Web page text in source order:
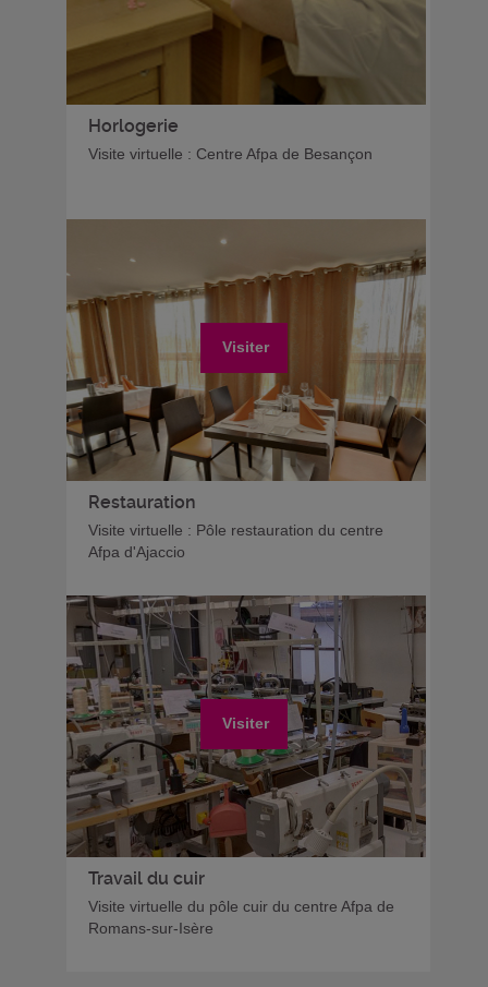
Horlogerie
Visite virtuelle : Centre Afpa de Besançon
Visiter
Restauration
Visite virtuelle : Pôle restauration du centre
Afpa d'Ajaccio
Visiter
Travail du cuir
Visite virtuelle du pôle cuir du centre Afpa de
Romans-sur-Isère